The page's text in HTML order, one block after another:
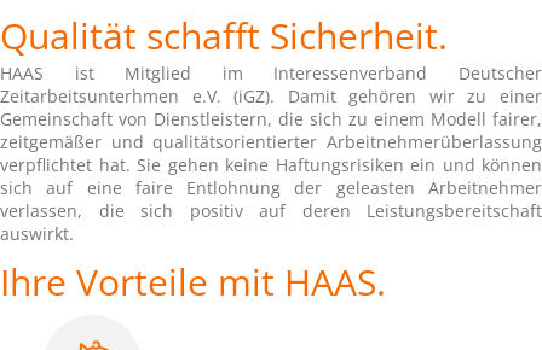
Qualität schafft Sicherheit.
HAAS ist Mitglied im Interessenverband Deutscher
Zeitarbeitsunterhmen e.V. (iGZ). Damit gehören wir zu einer
Gemeinschaft von Dienstleistern, die sich zu einem Modell fairer,
zeitgemäßer und qualitätsorientierter Arbeitnehmerüberlassung
verpflichtet hat. Sie gehen keine Haftungsrisiken ein und können
sich auf eine faire Entlohnung der geleasten Arbeitnehmer
verlassen, die sich positiv auf deren Leistungsbereitschaft
auswirkt.
Ihre Vorteile mit HAAS.